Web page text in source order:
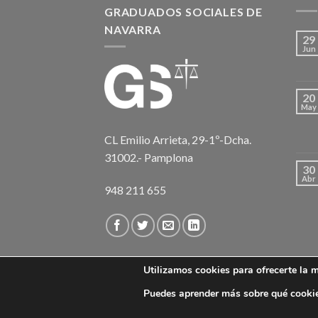
GRADUADOS SOCIALES DE
NAVARRA
CL Emilio Arrieta, 29-1º-Dcha.
31002.- Pamplona
948 211 655
29
Jun
20
May
30
Abr
POLÍT. DE COOKIES
Iltre. Colegio Oficial de Graduados Sociales
Utilizamos cookies para ofrecerte la
Puedes aprender más sobre qué